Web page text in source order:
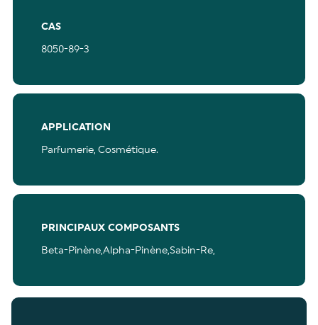
CAS
8050-89-3
APPLICATION
Parfumerie, Cosmétique.
PRINCIPAUX COMPOSANTS
Beta-Pinène,Alpha-Pinène,Sabin-Re,